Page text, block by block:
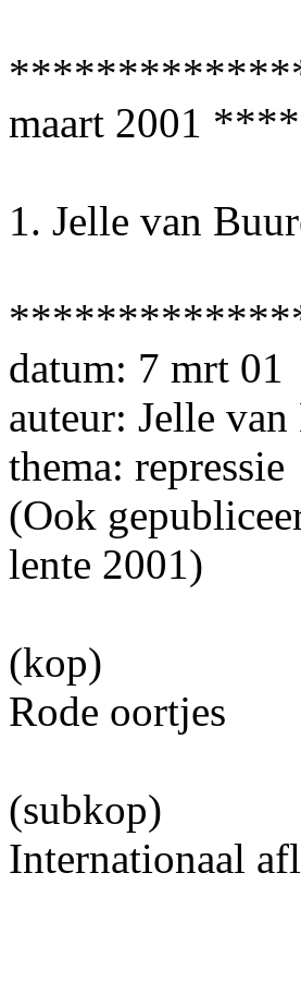
maart 2001
1. Jelle van
datum: 7 mrt 01
auteur: Jelle van
thema: repressie
(Ook
lente 2001)
(kop)
Rode oortjes
(subkop)
Internationaal